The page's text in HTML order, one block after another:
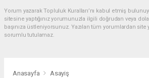
Yorum yazarak Topluluk Kuralları’nı kabul etmiş
sitesine yaptığınız yorumunuzla ilgili doğrudan veya
başınıza üstleniyorsunuz. Yazılan tüm yorumlardan
sorumlu tutulamaz.
Anasayfa Asayiş